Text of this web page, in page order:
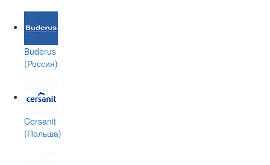
Buderus
(Россия)
Cersanit
(Польша)